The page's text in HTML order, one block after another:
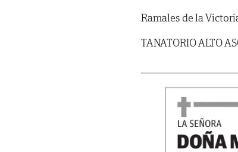
Ramales de la
TANATORIO ALTO